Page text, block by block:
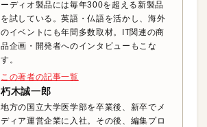
ーディオ製品には毎年300を超える新製品
を試している。英語・仏語を活かし、海外
のイベントにも年間多数取材。IT関連の商
品企画・開発者へのインタビューもこな
す。
この著者の記事一覧
朽木誠一郎
地方の国立大学医学部を卒業後、新卒でメ
ディア運営企業に入社。その後、編集プロ